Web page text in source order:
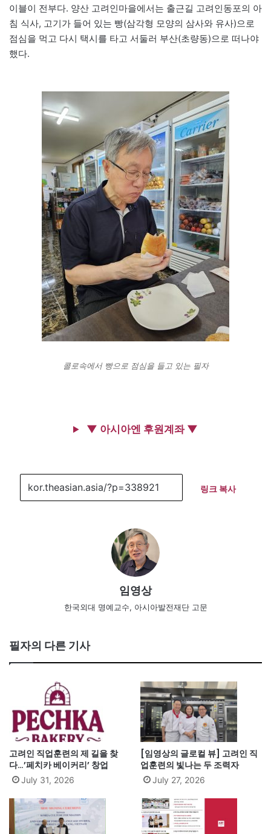
이블이 전부다. 양산 고려인마을에서는 출근길 고려인동포의 아
침 식사, 고기가 들어 있는 빵(삼각형 모양의 삼사와 유사)으로
점심을 먹고 다시 택시를 타고 서둘러 부산(초량동)으로 떠나야
했다.
콜로속에서 빵으로 점심을 들고 있는 필자
▼ 아시아엔 후원계좌 ▼
링크 복사
임영상
한국외대 명예교수, 아시아발전재단 고문
필자의 다른 기사
고려인 직업훈련의 제 길을 찾
다…’페치카 베이커리’ 창업
July 31, 2026
[임영상의 글로컬 뷰] 고려인 직
업훈련의 빛나는 두 조력자
July 27, 2026